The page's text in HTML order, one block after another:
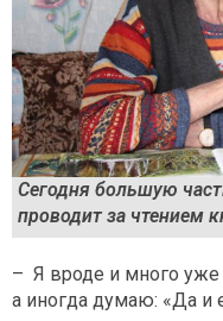
Сегодня большую
проводит за чтением
– Я вроде и много уже
а иногда думаю: «Да